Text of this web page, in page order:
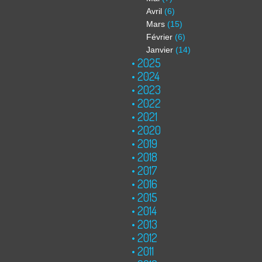
Avril (6)
Mars (15)
Février (6)
Janvier (14)
2025
2024
2023
2022
2021
2020
2019
2018
2017
2016
2015
2014
2013
2012
2011